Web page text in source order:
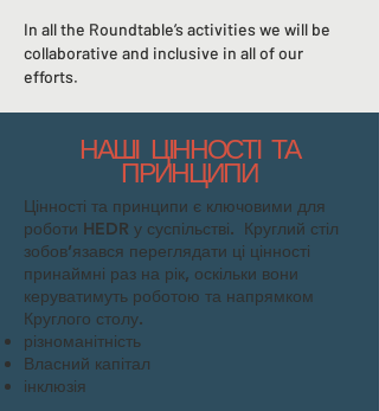
In all the Roundtable’s activities we will be
collaborative and inclusive in all of our
efforts.
НАШІ ЦІННОСТІ ТА
ПРИНЦИПИ
Цінності та принципи є ключовими для
роботи HEDR у суспільстві. Круглий стіл
зобов’язався переглядати ці цінності
принаймні раз на рік, оскільки вони
керуватимуть роботою та напрямком
Круглого столу.
різноманітність
Власний капітал
інклюзія